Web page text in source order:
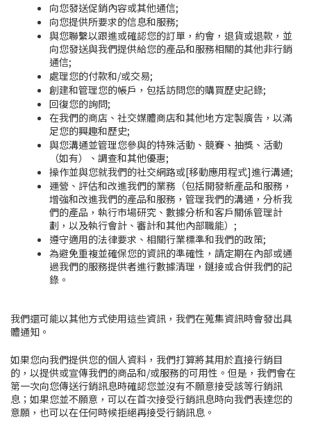
向您發送促銷內容或其他通信;
向您提供所要求的信息和服務;
與您聯繫以跟進或確認您的訂單，約會，退貨或退款，並
向您發送與我們提供給您的產品和服務相關的其他非行銷
通信;
處理您的付款和/或交易;
創建和管理您的帳戶，包括訪問您的購買歷史記錄;
回復您的詢問;
在我們的商店、社交媒體商店和其他地方定製廣告，以滿
足您的興趣和歷史;
與您溝通並管理您參與的特殊活動、競賽、抽獎、活動
（如有）、調查和其他優惠;
操作並與您就我們的社交網路或[移動應用程式]進行溝通;
運營、評估和改進我們的業務（包括開發新產品和服務，
增強和改進我們的產品和服務，管理我們的溝通，分析我
們的產品，執行市場研究、數據分析和客戶關係管理計
劃，以及執行會計、審計和其他內部職能）;
遵守適用的法律要求、相關行業標準和我們的政策;
為避免重複並確保您的資訊的準確性，請定期在內部或通
過我們的服務提供者進行數據清理，鏈接或合併我們的記
錄。
我們還可能以其他方式使用這些資訊，我們在蒐集資訊時會發出具
體通知。
如果您向我們提供您的個人資料，我們打算將其用於直接行銷目
的，以提供或宣傳我們的商品和/或服務的可用性。但是，我們會在
第一次向您傳送行銷訊息時確認您並沒有不願意接受該等行銷訊
息；如果您並不願意，可以在首次接受行銷訊息時向我們表達您的
意願，也可以在任何時候拒絕再接受行銷訊息。